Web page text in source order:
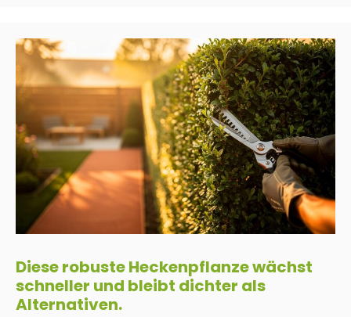
Diese robuste Heckenpflanze wächst
schneller und bleibt dichter als
Alternativen.